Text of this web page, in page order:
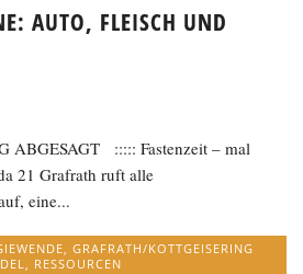
AUTO, FLEISCH UND
ABGESAGT ::::: Fastenzeit – mal
21 Grafrath ruft alle
eine...
,GRAFRATH/KOTTGEISERING
, RESSOURCEN